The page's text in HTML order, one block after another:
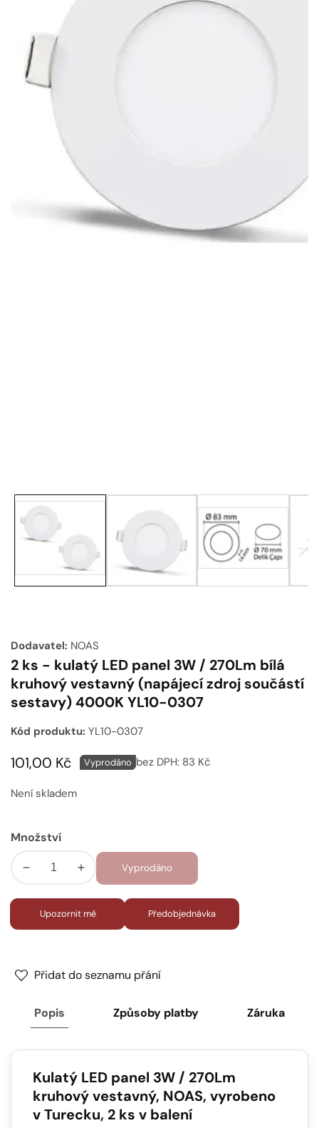
Galerie
médií
Dodavatel: NOAS
2 ks - kulatý LED panel 3W / 270Lm bílá
kruhový vestavný (napájecí zdroj součástí
sestavy) 4000K YL10-0307
Kód produktu: YL10-0307
Běžná
101,00 Kč Vyprodáno bez DPH: 83 Kč
Není skladem
Množství
kulatý
panel
bílá
kruhový
vestavný
(napájecí
Zvýšit
kulatý
bílá
kruhový
vestavný
(napájecí
Vyprodáno
Upozornit mě Předobjednávka
Přidat do seznamu přání
Popis Způsoby platby Záruka
Kulatý LED panel 3W / 270Lm
kruhový vestavný, NOAS, vyrobeno
v Turecku, 2 ks v balení